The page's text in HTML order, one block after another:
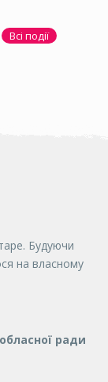
Всі події
Будуючи
на власному
ради